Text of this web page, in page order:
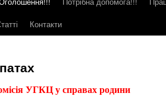
Контакти
УГКЦ у справах родини